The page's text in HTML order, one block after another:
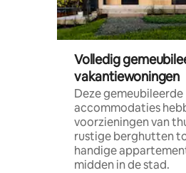
Volledig
vakantiewoningen
Deze gemeubileerde
accommodaties
voorzieningen van
rustige berghutten
handige
midden in de stad.